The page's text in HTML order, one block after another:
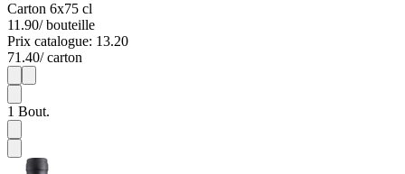
Carton 6x75 cl
11.90/ bouteille
Prix catalogue: 13.20
71.40/ carton
1
1 Bout.